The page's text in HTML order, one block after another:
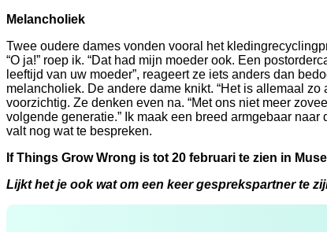
Melancholiek
Twee oudere dames vonden vooral het
“O ja!” roep ik. “Dat had mijn moeder ook. Een
leeftijd van uw moeder”, reageert ze iets anders dan
melancholiek. De andere dame knikt. “Het is allemaal zo
voorzichtig. Ze denken even na. “Met ons niet meer
volgende generatie.” Ik maak een breed armgebaar
valt nog wat te bespreken.
If Things Grow Wrong is tot 20 februari te zien in
Lijkt het je ook wat om een keer gesprekspartner te